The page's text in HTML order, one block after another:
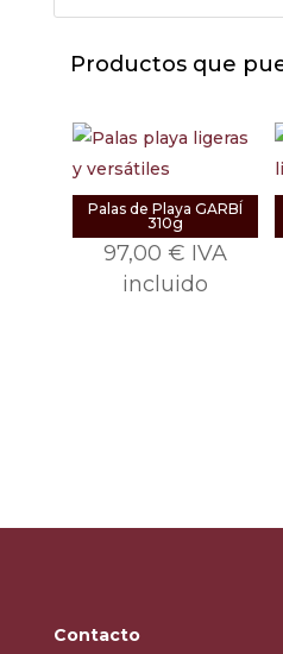
Productos que
Palas de Playa GARBÍ
310g
97,00 € IVA
incluido
Contacto